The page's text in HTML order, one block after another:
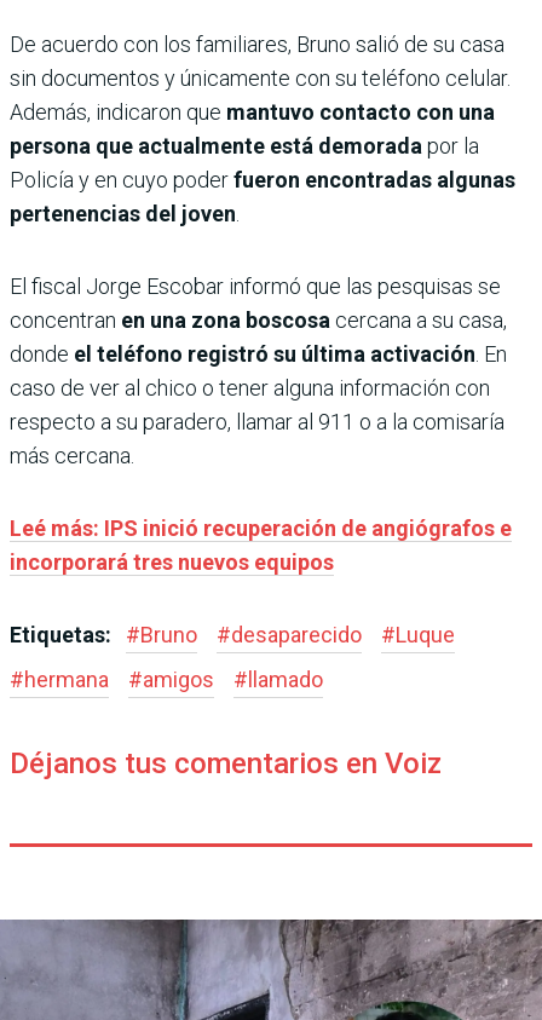
De acuerdo con los familiares, Bruno salió de su casa
sin documentos y únicamente con su teléfono celular.
Además, indicaron que mantuvo contacto con una
persona que actualmente está demoradapor la
Policía y en cuyo poderfueron encontradas algunas
pertenencias del joven.
El fiscal Jorge Escobar informó que las pesquisas se
concentran en una zona boscosa cercana a su casa,
donde el teléfono registró su última activación. En
caso de ver al chico o tener alguna información con
respecto a su paradero, llamar al 911 o a la comisaría
más cercana.
Leé más: IPS inició recuperación de angiógrafos e
incorporará tres nuevos equipos
Etiquetas: #Bruno #desaparecido #Luque
#hermana #amigos # llamado
Déjanos tus comentarios en Voiz